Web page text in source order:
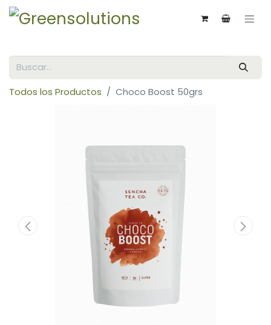
Todos los Productos Choco Boost 50grs